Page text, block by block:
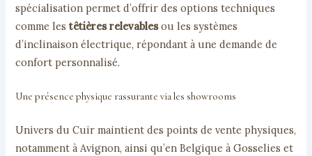
spécialisation permet d’offrir des options techniques
comme lestêtières relevablesou les systèmes
d’inclinaison électrique, répondant à une demande de
confort personnalisé.
Une présence physique rassurante via les showrooms
Univers du Cuir maintient des points de vente physiques,
notamment à Avignon, ainsi qu’en Belgique à Gosselies et